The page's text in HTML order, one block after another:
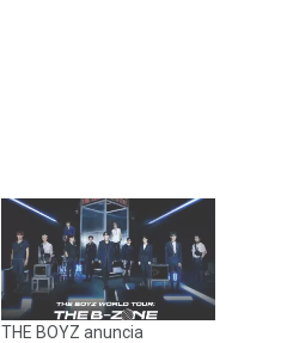
THE BOYZ anuncia